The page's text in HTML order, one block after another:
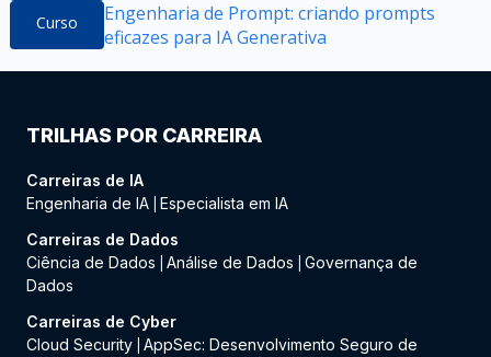
Curso
Engenharia de Prompt: criando prompts
eficazes para IA Generativa
TRILHAS POR CARREIRA
Carreiras de IA
Engenharia de IA Especialista em IA
Carreiras de Dados
Ciência de Dados
Análise de Dados
Governança de
Dados
Carreiras de Cyber
Cloud Security AppSec: Desenvolvimento Seguro de